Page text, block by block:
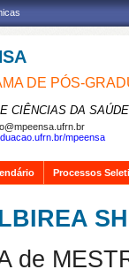
DE PÓS-
CIÊNCIAS DA SAÚDE
mpeensa
Processos
de